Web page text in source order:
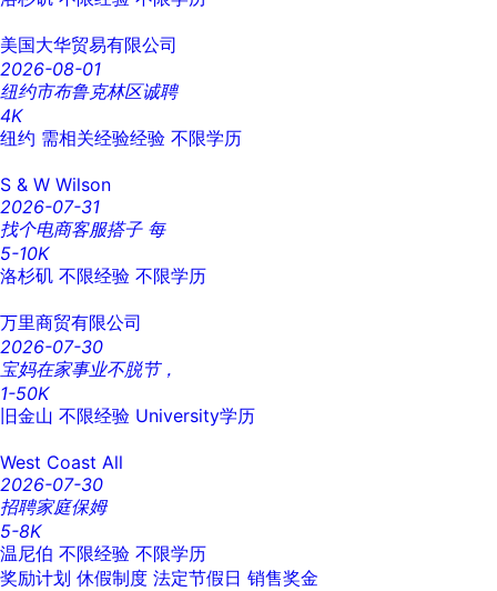
美国大华贸易有限公司
2026-08-01
纽约市布鲁克林区诚聘
4K
纽约 需相关经验经验 不限学历
S & W Wilson
2026-07-31
找个电商客服搭子 每
5-10K
洛杉矶 不限经验 不限学历
万里商贸有限公司
2026-07-30
宝妈在家事业不脱节，
1-50K
旧金山 不限经验 University学历
West Coast All
2026-07-30
招聘家庭保姆
5-8K
温尼伯 不限经验 不限学历
奖励计划 休假制度 法定节假日 销售奖金